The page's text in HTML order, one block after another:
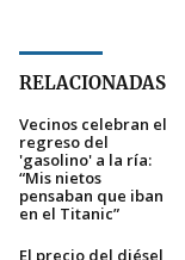
RELACIONADAS
Vecinos celebran el
regreso del
'gasolino' a la ría:
“Mis nietos
pensaban que iban
en el Titanic”